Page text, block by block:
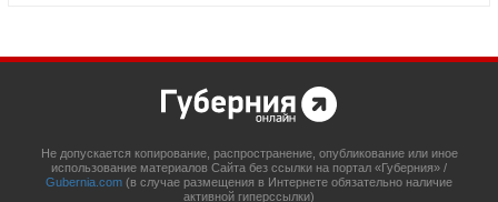
Не допускается копирование, распространение, опубликование или иное
использование материалов Сайта без ссылки на портал «Губерния» /
Gubernia.com (в случае размещения в Интернете обязательно наличие
активной гиперссылки)